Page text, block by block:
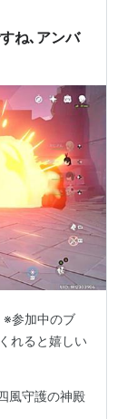
なのに、ど
を釣り上げ
かが、…
ね､アンバ
※参加中のブ
れると嬉しい
風守護の神殿